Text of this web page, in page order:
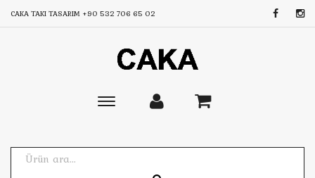
CAKA TAKI TASARIM +90 532 706 65 02
Toggle